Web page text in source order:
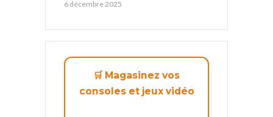
6 décembre 2025
🛒 Magasinez vos
consoles et jeux vidéo